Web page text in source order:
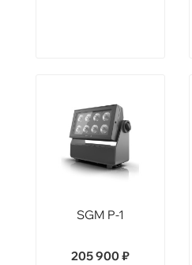
SGM P-1
205 900 ₽